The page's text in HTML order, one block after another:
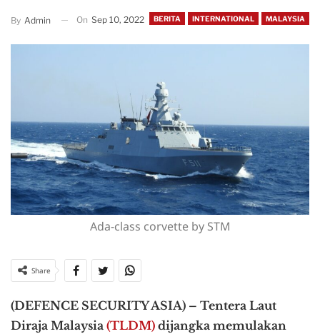
BERITA INTERNATIONAL MALAYSIA
By Admin On Sep 10, 2022
Ada-class corvette by STM
Share
(DEFENCE SECURITY ASIA) – Tentera Laut
Diraja Malaysia (TLDM) dijangka memulakan